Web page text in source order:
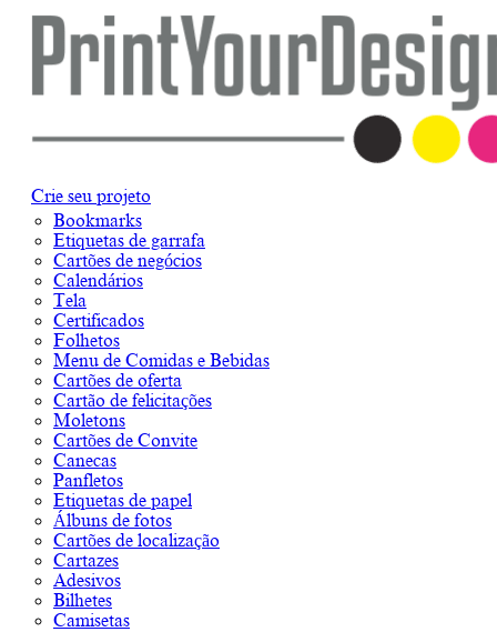
Crie seu projeto
Bookmarks
Etiquetas de garrafa
Cartões de negócios
Calendários
Tela
Certificados
Folhetos
Menu de Comidas e Bebidas
Cartões de oferta
Cartão de felicitações
Moletons
Cartões de Convite
Canecas
Panfletos
Etiquetas de papel
Álbuns de fotos
Cartões de localização
Cartazes
Adesivos
Bilhetes
Camisetas